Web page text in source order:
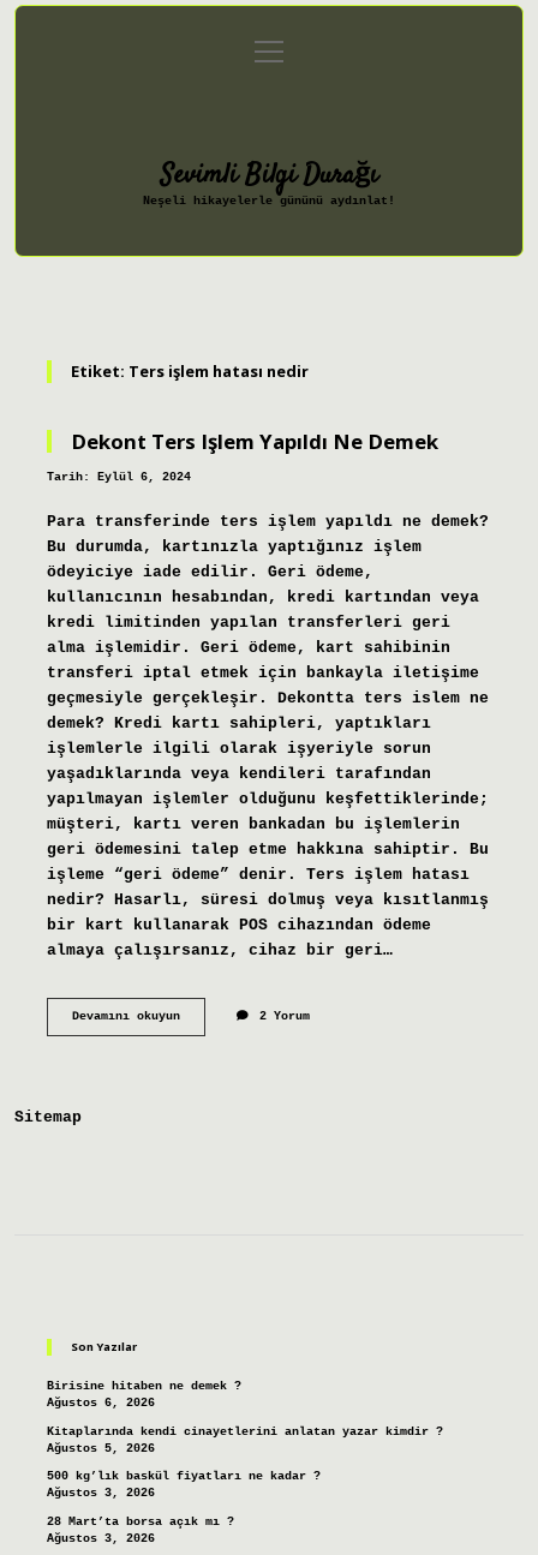
Gizlilik Politikası
menüyü
aç
Sevimli Bilgi Durağı
Neşeli hikayelerle gününü aydınlat!
Etiket: Ters işlem hatası nedir
Dekont Ters Işlem Yapıldı Ne Demek
Tarih: Eylül 6, 2024
Para transferinde ters işlem yapıldı ne demek?
Bu durumda, kartınızla yaptığınız işlem
ödeyiciye iade edilir. Geri ödeme,
kullanıcının hesabından, kredi kartından veya
kredi limitinden yapılan transferleri geri
alma işlemidir. Geri ödeme, kart sahibinin
transferi iptal etmek için bankayla iletişime
geçmesiyle gerçekleşir. Dekontta ters islem ne
demek? Kredi kartı sahipleri, yaptıkları
işlemlerle ilgili olarak işyeriyle sorun
yaşadıklarında veya kendileri tarafından
yapılmayan işlemler olduğunu keşfettiklerinde;
müşteri, kartı veren bankadan bu işlemlerin
geri ödemesini talep etme hakkına sahiptir. Bu
işleme “geri ödeme” denir. Ters işlem hatası
nedir? Hasarlı, süresi dolmuş veya kısıtlanmış
bir kart kullanarak POS cihazından ödeme
almaya çalışırsanız, cihaz bir geri…
Devamını okuyunDekont
2 Yorum
Sitemap
Son Yazılar
Birisine hitaben ne demek ?
Ağustos 6, 2026
Kitaplarında kendi cinayetlerini anlatan yazar kimdir ?
Ağustos 5, 2026
500 kg’lık baskül fiyatları ne kadar ?
Ağustos 3, 2026
28 Mart’ta borsa açık mı ?
Ağustos 3, 2026